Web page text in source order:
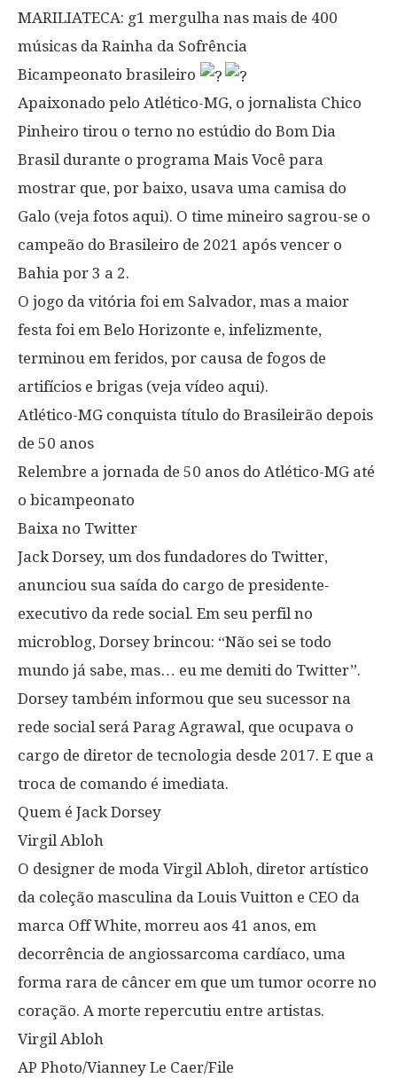
MARILIATECA: g1 mergulha nas mais de 400
músicas da Rainha da Sofrência
Bicampeonato brasileiro
Apaixonado pelo Atlético-MG, o jornalista Chico
Pinheiro tirou o terno no estúdio do Bom Dia
Brasil durante o programa Mais Você para
mostrar que, por baixo, usava uma camisa do
Galo (veja fotos aqui). O time mineiro sagrou-se o
campeão do Brasileiro de 2021 após vencer o
Bahia por 3 a 2.
O jogo da vitória foi em Salvador, mas a maior
festa foi em Belo Horizonte e, infelizmente,
terminou em feridos, por causa de fogos de
artifícios e brigas (veja vídeo aqui).
Atlético-MG conquista título do Brasileirão depois
de 50 anos
Relembre a jornada de 50 anos do Atlético-MG até
o bicampeonato
Baixa no Twitter
Jack Dorsey, um dos fundadores do Twitter,
anunciou sua saída do cargo de presidente-
executivo da rede social. Em seu perfil no
microblog, Dorsey brincou: “Não sei se todo
mundo já sabe, mas… eu me demiti do Twitter”.
Dorsey também informou que seu sucessor na
rede social será Parag Agrawal, que ocupava o
cargo de diretor de tecnologia desde 2017. E que a
troca de comando é imediata.
Quem é Jack Dorsey
Virgil Abloh
O designer de moda Virgil Abloh, diretor artístico
da coleção masculina da Louis Vuitton e CEO da
marca Off White, morreu aos 41 anos, em
decorrência de angiossarcoma cardíaco, uma
forma rara de câncer em que um tumor ocorre no
coração. A morte repercutiu entre artistas.
Virgil Abloh
AP Photo/Vianney Le Caer/File